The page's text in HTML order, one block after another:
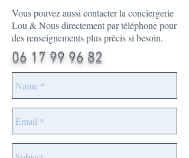
Vous pouvez aussi contacter la conciergerie
Lou & Nous directement par téléphone pour
des renseignements plus prècis si besoin.
06 17 99 96 82